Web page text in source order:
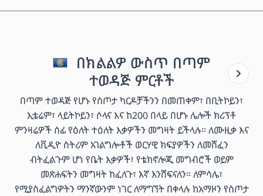
በክልልዎ ውስጥ በጣም
ተወዳጅ ምርቶች
በጣም ተወዳጅ የሆኑ የስጦታ ካርዶቻችንን በመጠቀም፣ በቢትኮይን፣
ኢቴሬም፣ ላይትኮይን፣ ሶላና እና ከ200 በላይ በሆኑ ሌሎች ክሪፕቶ
ምንዛሬዎች ሰፊ የዕለት ተዕለት እቃዎችን መግዛት ይችላሉ። ለሙዚቃ እና
ለቪዲዮ ስትሪም አገልግሎቶች ወርሃዊ ክፍያዎችን ለመሸፈን
ብትፈልጉም ሆነ የቤት እቃዎች፣ የቴክኖሎጂ መግብሮች ወይም
መጽሐፍትን መግዛት ከፈለጉ፣ እኛ እንሸፍናለን። ለምሳሌ፣
የሚያስፈልግዎትን ማንኛውንም ነገር ለማግኘት በቀላሉ ከአማዞን የስጦታ